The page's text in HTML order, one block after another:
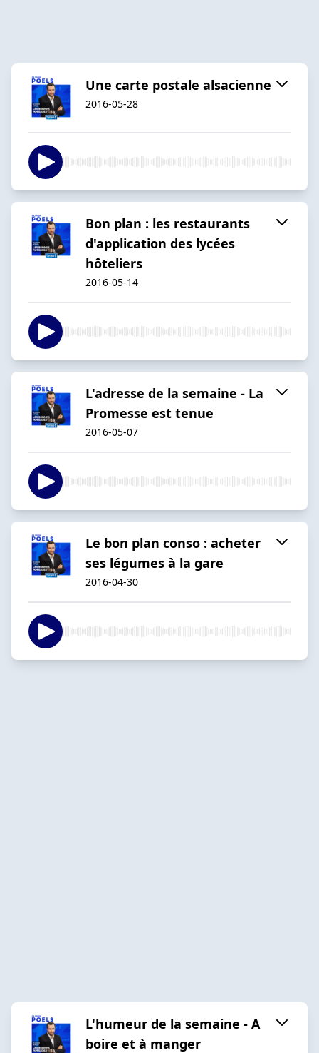
Une carte postale alsacienne
2016-05-28
Bon plan : les restaurants
d'application des lycées
hôteliers
2016-05-14
L'adresse de la semaine - La
Promesse est tenue
2016-05-07
Le bon plan conso : acheter
ses légumes à la gare
2016-04-30
L'humeur de la semaine - A
boire et à manger